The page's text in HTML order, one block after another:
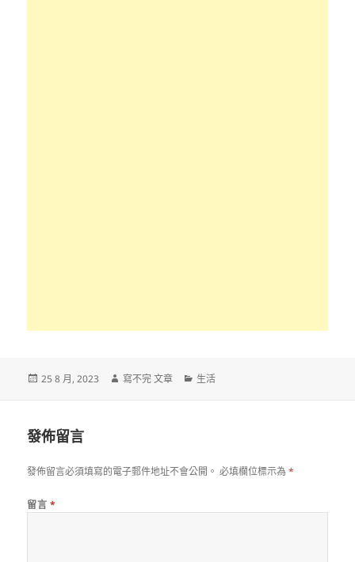
發
25 8 月, 2023
作
寫不完 文章
分
生活
發佈留言
發佈留言必須填寫的電子郵件地址不會公開。 必填欄位標示為*
留言 *